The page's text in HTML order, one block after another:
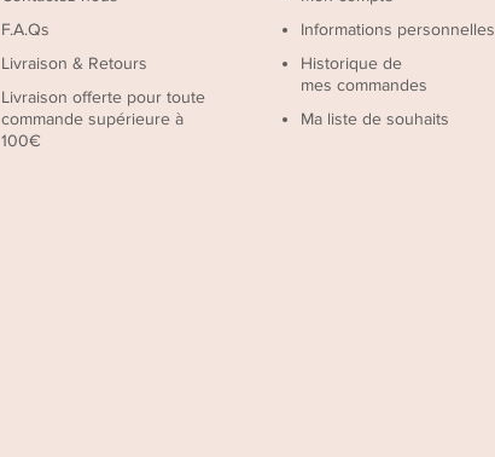
F.A.Qs
Livraison & Retours
Livraison offerte pour toute
commande supérieure à
100€
Informations personnelles
Historique de
mes commandes
Ma liste de souhaits